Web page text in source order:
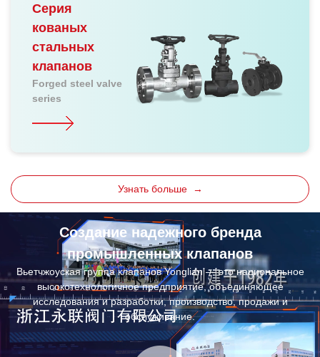
Серия
кованых
стальных
клапанов
Forged steel valve
series
Узнать больше →
Создание надежного бренда
промышленных клапанов
Вьетчжоуская группа клапанов Yonglian — это национальное
высокотехнологичное предприятие, объединяющее
исследования и разработки, производство, продажи и
обслуживание.